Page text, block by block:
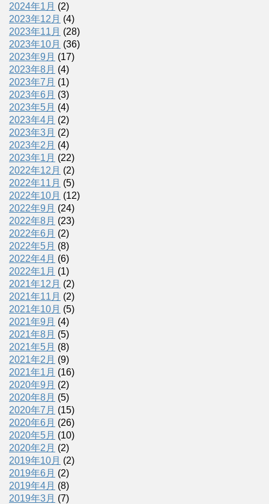
2024年1月 (2)
2023年12月 (4)
2023年11月 (28)
2023年10月 (36)
2023年9月 (17)
2023年8月 (4)
2023年7月 (1)
2023年6月 (3)
2023年5月 (4)
2023年4月 (2)
2023年3月 (2)
2023年2月 (4)
2023年1月 (22)
2022年12月 (2)
2022年11月 (5)
2022年10月 (12)
2022年9月 (24)
2022年8月 (23)
2022年6月 (2)
2022年5月 (8)
2022年4月 (6)
2022年1月 (1)
2021年12月 (2)
2021年11月 (2)
2021年10月 (5)
2021年9月 (4)
2021年8月 (5)
2021年5月 (8)
2021年2月 (9)
2021年1月 (16)
2020年9月 (2)
2020年8月 (5)
2020年7月 (15)
2020年6月 (26)
2020年5月 (10)
2020年2月 (2)
2019年10月 (2)
2019年6月 (2)
2019年4月 (8)
2019年3月 (7)